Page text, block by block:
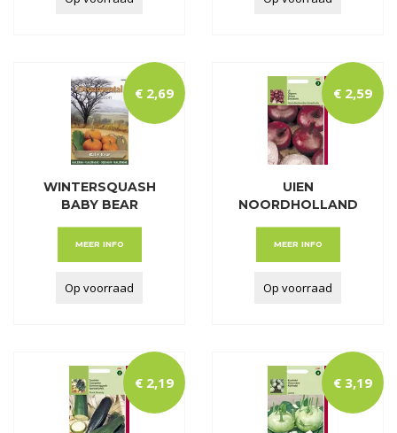
WINTERSQUASH
BABY BEAR
€ 2,69
MEER INFO
Op voorraad
UIEN
NOORDHOLLAND
€ 2,59
MEER INFO
Op voorraad
€ 2,19 € 3,19